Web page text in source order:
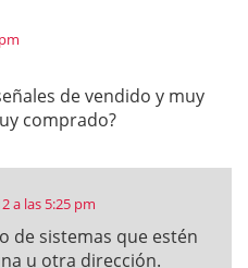
de vendido y muy
comprado?
a las 5:25 pm
de sistemas que estén
u otra dirección.